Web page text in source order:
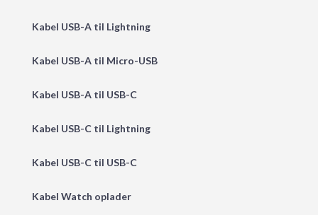
Kabel USB-A til Lightning
Kabel USB-A til Micro-USB
Kabel USB-A til USB-C
Kabel USB-C til Lightning
Kabel USB-C til USB-C
Kabel Watch oplader